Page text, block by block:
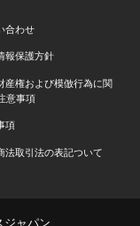
合わせ
報保護方針
産権および模倣行為に関
意事項
項
法取引法の表記ついて
ジャパン